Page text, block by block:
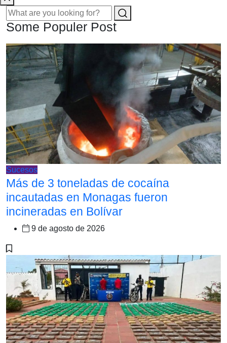
Some Populer Post
Sucesos
Más de 3 toneladas de cocaína
incautadas en Monagas fueron
incineradas en Bolívar
9 de agosto de 2026